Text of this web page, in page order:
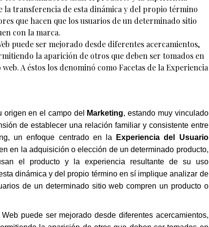
la transferencia de esta dinámica y del propio término
que hacen que los usuarios de un determinado sitio
con la marca.
puede ser mejorado desde diferentes acercamientos,
la aparición de otros que deben ser tomados en
A éstos los denominó como Facetas de la Experiencia
origen en el campo del Marketing, estando muy vinculado
de establecer una relación familiar y consistente entre
un enfoque centrado en la
Experiencia del Usuario
en la adquisición o elección de un determinado producto,
el producto y la experiencia resultante de su uso
dinámica y del propio término en sí implique analizar de
de un determinado sitio web compren un producto o
puede ser mejorado desde diferentes acercamientos,